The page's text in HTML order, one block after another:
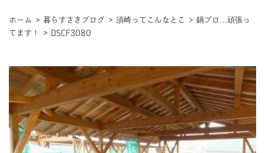
ホーム > 暮らすさきブログ > 須崎ってこんなとこ > 鍋プロ…頑張っ
てます！
> DSCF3080